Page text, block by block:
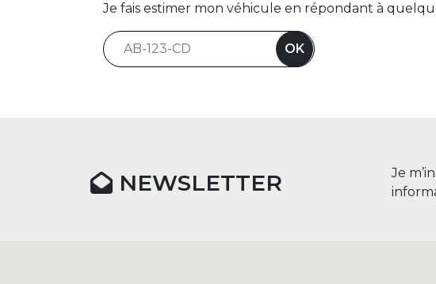
Je fais estimer mon véhicule en répondant à
OK
NEWSLETTER
Je